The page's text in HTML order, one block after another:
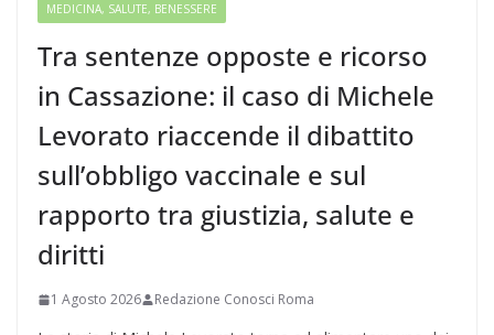
MEDICINA, SALUTE, BENESSERE
Tra sentenze opposte e ricorso
in Cassazione: il caso di Michele
Levorato riaccende il dibattito
sull’obbligo vaccinale e sul
rapporto tra giustizia, salute e
diritti
1 Agosto 2026 Redazione Conosci Roma